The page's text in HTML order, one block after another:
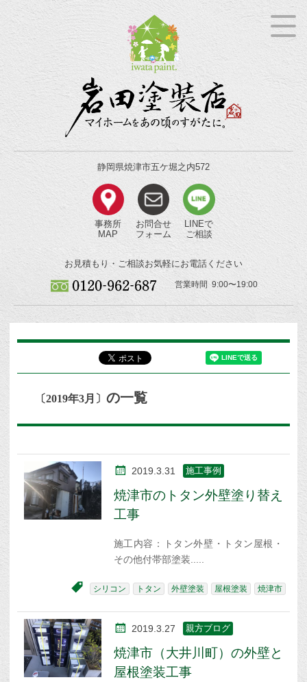
静岡県焼津市五ケ堀之内572
事務所
MAP
お問合せ
フォーム
LINEで
ご相談
お見積もり・ご相談お気軽にお電話ください
営業時間 9:00〜19:00
〔2019年3月〕の一覧
2019.3.31 施工事例
焼津市のトタン外壁塗り替え
工事
施工内容：トタン外壁・トタン屋根・
その他付帯部塗装
シリコン トタン 外壁塗装 屋根塗装 焼津市
2019.3.27 親方ブログ
焼津市（大井川町）の外壁と
屋根塗装工事